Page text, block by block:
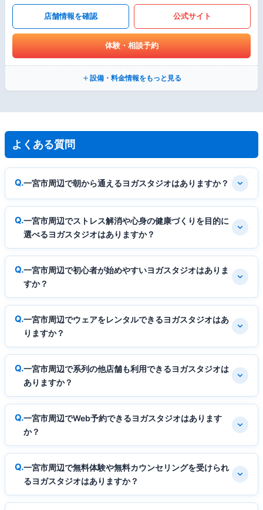
店舗情報を確認 公式サイト
体験・相談予約
設備・料金情報をもっと見る
よくある質問
一宮市周辺で朝から通えるヨガスタジオはありますか？
一宮市周辺でストレス解消や心身の健康づくりを目的に
選べるヨガスタジオはありますか？
一宮市周辺で初心者が始めやすいヨガスタジオはありま
すか？
一宮市周辺でウェアをレンタルできるヨガスタジオはあ
りますか？
一宮市周辺で系列の他店舗も利用できるヨガスタジオは
ありますか？
一宮市周辺でWeb予約できるヨガスタジオはあります
か？
一宮市周辺で無料体験や無料カウンセリングを受けられ
るヨガスタジオはありますか？